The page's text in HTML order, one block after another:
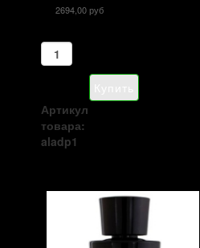
2694,00 руб
Артикул
товара:
aladp1